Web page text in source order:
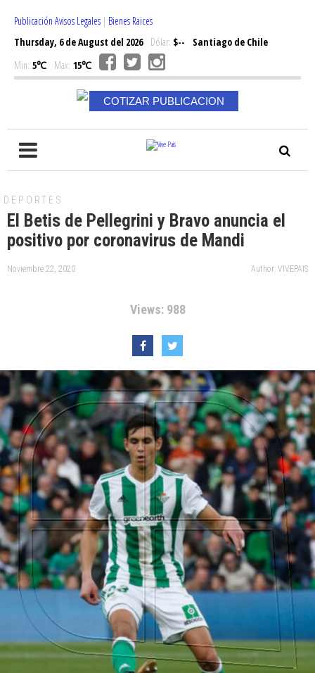
Publicación Avisos Legales | Bienes Raices
Thursday, 6 de August del 2026Dólar: $--
Santiago de Chile
Min: 5℃ Max: 15℃
COTIZAR PUBLICACION
DEPORTES
El Betis de Pellegrini y Bravo anuncia el
positivo por coronavirus de Mandi
Noviembre 22, 2020 Author: VIVEPAIS
Views: 988